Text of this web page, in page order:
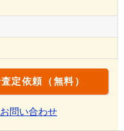
定依頼（無料）
問い合わせ